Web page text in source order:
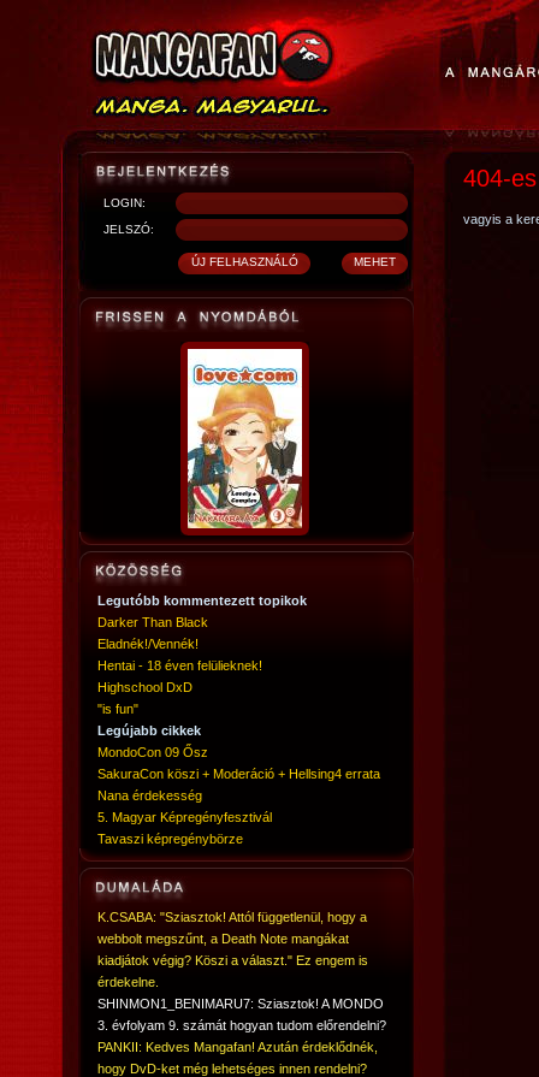
LOGIN:
JELSZÓ:
Legutóbb kommentezett topikok
Darker Than Black
Eladnék!/Vennék!
Hentai - 18 éven felülieknek!
Highschool DxD
"is fun"
Legújabb cikkek
MondoCon 09 Ősz
SakuraCon köszi + Moderáció + Hellsing4 errata
Nana érdekesség
5. Magyar Képregényfesztivál
Tavaszi képregénybörze
K.CSABA: "Sziasztok! Attól függetlenül, hogy a
webbolt megszűnt, a Death Note mangákat
kiadjátok végig? Köszi a választ." Ez engem is
érdekelne.
SHINMON1_BENIMARU7: Sziasztok! A MONDO
3. évfolyam 9. számát hogyan tudom előrendelni?
PANKII: Kedves Mangafan! Azután érdeklődnék,
hogy DvD-ket még lehetséges innen rendelni?
404-
vagyis a